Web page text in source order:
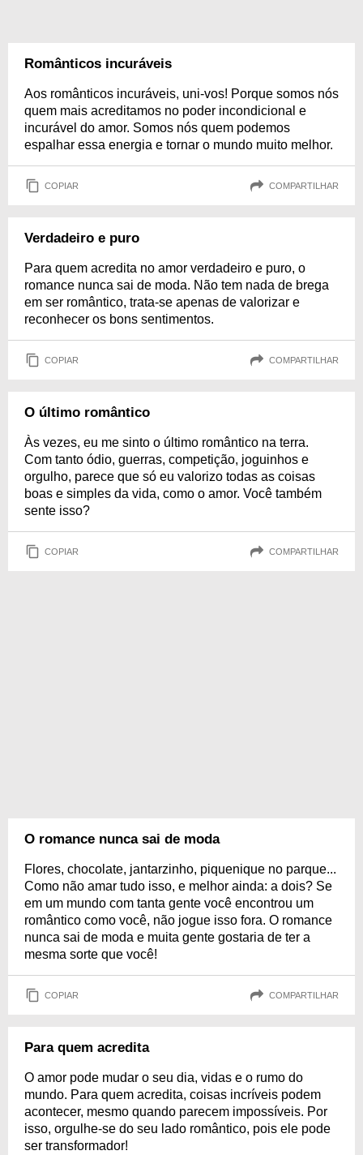
Românticos incuráveis
Aos românticos incuráveis, uni-vos! Porque somos nós
quem mais acreditamos no poder incondicional e
incurável do amor. Somos nós quem podemos
espalhar essa energia e tornar o mundo muito melhor.
COPIAR COMPARTILHAR
Verdadeiro e puro
Para quem acredita no amor verdadeiro e puro, o
romance nunca sai de moda. Não tem nada de brega
em ser romântico, trata-se apenas de valorizar e
reconhecer os bons sentimentos.
COPIAR COMPARTILHAR
O último romântico
Às vezes, eu me sinto o último romântico na terra.
Com tanto ódio, guerras, competição, joguinhos e
orgulho, parece que só eu valorizo todas as coisas
boas e simples da vida, como o amor. Você também
sente isso?
COPIAR COMPARTILHAR
O romance nunca sai de moda
Flores, chocolate, jantarzinho, piquenique no parque...
Como não amar tudo isso, e melhor ainda: a dois? Se
em um mundo com tanta gente você encontrou um
romântico como você, não jogue isso fora. O romance
nunca sai de moda e muita gente gostaria de ter a
mesma sorte que você!
COPIAR COMPARTILHAR
Para quem acredita
O amor pode mudar o seu dia, vidas e o rumo do
mundo. Para quem acredita, coisas incríveis podem
acontecer, mesmo quando parecem impossíveis. Por
isso, orgulhe-se do seu lado romântico, pois ele pode
ser transformador!